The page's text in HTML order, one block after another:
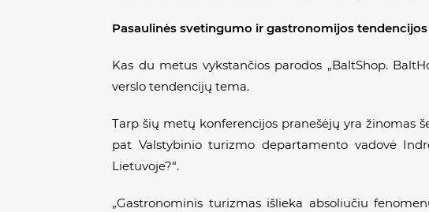
Pasaulinės svetingumo ir gastronomijos tendencijos
Kas du metus vykstančios parodos „BaltShop.
verslo tendencijų tema.
Tarp šių metų konferencijos pranešėjų yra žinomas
pat Valstybinio turizmo departamento vadovė
Lietuvoje?“.
„Gastronominis turizmas išlieka absoliučiu